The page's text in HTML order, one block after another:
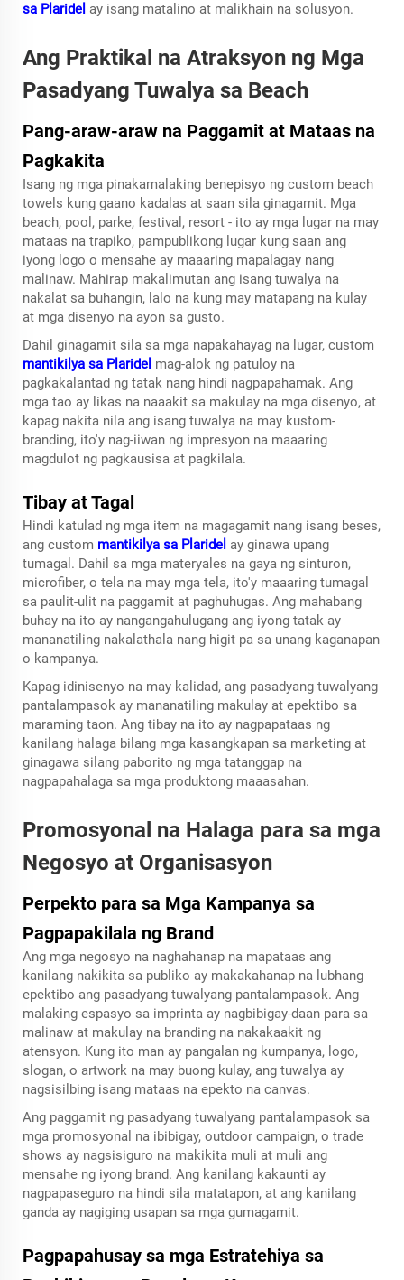
sa Plaridel ay isang matalino at malikhain na solusyon.
Ang Praktikal na Atraksyon ng Mga
Pasadyang Tuwalya sa Beach
Pang-araw-araw na Paggamit at Mataas na
Pagkakita
Isang ng mga pinakamalaking benepisyo ng custom beach
towels kung gaano kadalas at saan sila ginagamit. Mga
beach, pool, parke, festival, resort - ito ay mga lugar na may
mataas na trapiko, pampublikong lugar kung saan ang
iyong logo o mensahe ay maaaring mapalagay nang
malinaw. Mahirap makalimutan ang isang tuwalya na
nakalat sa buhangin, lalo na kung may matapang na kulay
at mga disenyo na ayon sa gusto.
Dahil ginagamit sila sa mga napakahayag na lugar, custom
mantikilya sa Plaridel mag-alok ng patuloy na
pagkakalantad ng tatak nang hindi nagpapahamak. Ang
mga tao ay likas na naaakit sa makulay na mga disenyo, at
kapag nakita nila ang isang tuwalya na may kustom-
branding, ito'y nag-iiwan ng impresyon na maaaring
magdulot ng pagkausisa at pagkilala.
Tibay at Tagal
Hindi katulad ng mga item na magagamit nang isang beses,
ang custom mantikilya sa Plaridel ay ginawa upang
tumagal. Dahil sa mga materyales na gaya ng sinturon,
microfiber, o tela na may mga tela, ito'y maaaring tumagal
sa paulit-ulit na paggamit at paghuhugas. Ang mahabang
buhay na ito ay nangangahulugang ang iyong tatak ay
mananatiling nakalathala nang higit pa sa unang kaganapan
o kampanya.
Kapag idinisenyo na may kalidad, ang pasadyang tuwalyang
pantalampasok ay mananatiling makulay at epektibo sa
maraming taon. Ang tibay na ito ay nagpapataas ng
kanilang halaga bilang mga kasangkapan sa marketing at
ginagawa silang paborito ng mga tatanggap na
nagpapahalaga sa mga produktong maaasahan.
Promosyonal na Halaga para sa mga
Negosyo at Organisasyon
Perpekto para sa Mga Kampanya sa
Pagpapakilala ng Brand
Ang mga negosyo na naghahanap na mapataas ang
kanilang nakikita sa publiko ay makakahanap na lubhang
epektibo ang pasadyang tuwalyang pantalampasok. Ang
malaking espasyo sa imprinta ay nagbibigay-daan para sa
malinaw at makulay na branding na nakakaakit ng
atensyon. Kung ito man ay pangalan ng kumpanya, logo,
slogan, o artwork na may buong kulay, ang tuwalya ay
nagsisilbing isang mataas na epekto na canvas.
Ang paggamit ng pasadyang tuwalyang pantalampasok sa
mga promosyonal na ibibigay, outdoor campaign, o trade
shows ay nagsisiguro na makikita muli at muli ang
mensahe ng iyong brand. Ang kanilang kakaunti ay
nagpapaseguro na hindi sila matatapon, at ang kanilang
ganda ay nagiging usapan sa mga gumagamit.
Pagpapahusay sa mga Estratehiya sa